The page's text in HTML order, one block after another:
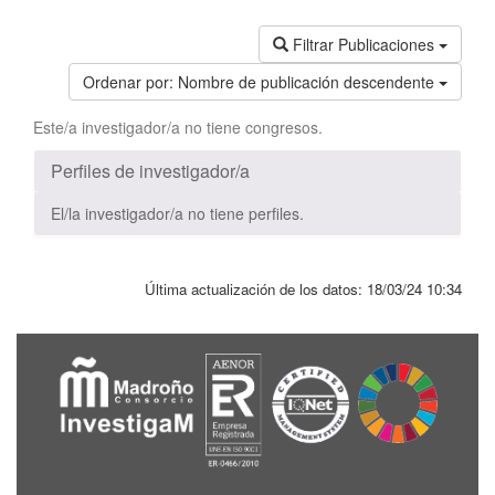
Filtrar Publicaciones
Ordenar por: Nombre de publicación descendente
Este/a investigador/a no tiene congresos.
Perfiles de investigador/a
El/la investigador/a no tiene perfiles.
Última actualización de los datos: 18/03/24 10:34